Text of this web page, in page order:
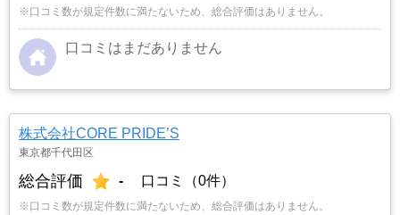
※口コミ数が規定件数に満たないため、総合評価はありません。
口コミはまだありません
株式会社CORE PRIDE’S
東京都千代田区
総合評価 - 口コミ（0件）
※口コミ数が規定件数に満たないため、総合評価はありません。